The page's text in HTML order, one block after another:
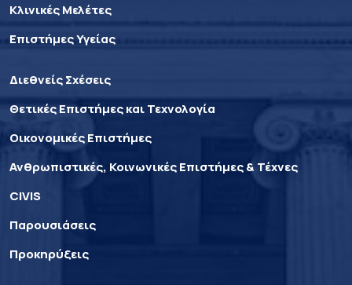
Κλινικές Μελέτες
Επιστήμες Υγείας
Διεθνείς Σχέσεις
Θετικές Επιστήμες και Τεχνολογία
Οικονομικές Επιστήμες
Ανθρωπιστικές, Κοινωνικές Επιστήμες & Τέχνες
CIVIS
Παρουσιάσεις
Προκηρύξεις